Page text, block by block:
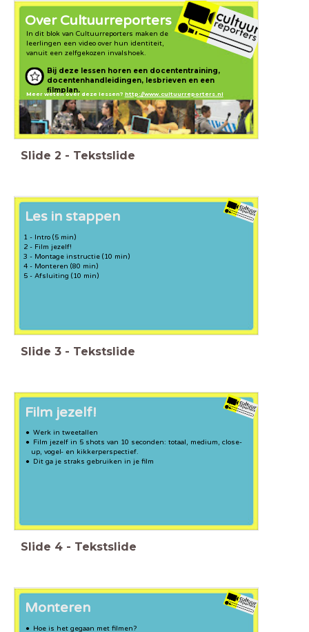
In dit blok van Cultuurreporters maken de
leerlingen een video over hun identiteit,
vanuit een zelfgekozen invalshoek.
Over Cultuurreporters
Bij deze lessen horen een docententraining,
docentenhandleidingen, lesbrieven en een
filmplan.
Meer weten over deze lessen? http://www.cultuurreporters.nl
Slide 2 - Tekstslide
1 - Intro (5 min)
2 - Film jezelf!
3 - Montage instructie (10 min)
4 - Monteren (80 min)
5 - Afsluiting (10 min)
Les in stappen
Slide 3 - Tekstslide
Werk in tweetallen
Film jezelf in 5 shots van 10 seconden: totaal, medium, close-
up, vogel- en kikkerperspectief.
Dit ga je straks gebruiken in je film
Film jezelf!
Slide 4 - Tekstslide
Hoe is het gegaan met filmen?
Monteren